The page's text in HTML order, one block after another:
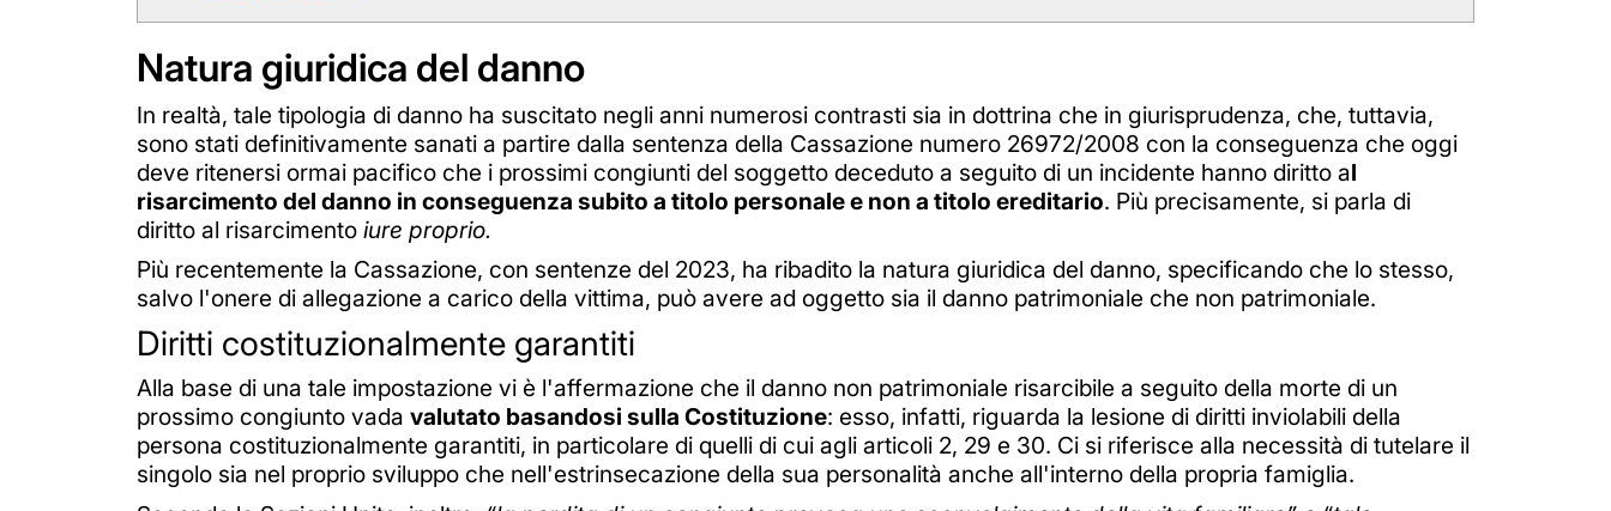
Natura giuridica del danno
In realtà, tale tipologia di danno ha suscitato negli anni numerosi contrasti sia in dottrina che in giurisprudenza, che, tuttavia,
sono stati definitivamente sanati a partire dalla sentenza della Cassazione numero 26972/2008 con la conseguenza che oggi
deve ritenersi ormai pacifico che i prossimi congiunti del soggetto deceduto a seguito di un incidente hanno diritto al
risarcimento del danno in conseguenza subito a titolo personale e non a titolo ereditario. Più precisamente, si parla di
diritto al risarcimento iure proprio.
Più recentemente la Cassazione, con sentenze del 2023, ha ribadito la natura giuridica del danno, specificando che lo stesso,
salvo l'onere di allegazione a carico della vittima, può avere ad oggetto sia il danno patrimoniale che non patrimoniale.
Diritti costituzionalmente garantiti
Alla base di una tale impostazione vi è l'affermazione che il danno non patrimoniale risarcibile a seguito della morte di un
prossimo congiunto vada valutato basandosi sulla Costituzione: esso, infatti, riguarda la lesione di diritti inviolabili della
persona costituzionalmente garantiti, in particolare di quelli di cui agli articoli 2, 29 e 30. Ci si riferisce alla necessità di tutelare il
singolo sia nel proprio sviluppo che nell'estrinsecazione della sua personalità anche all'interno della propria famiglia.